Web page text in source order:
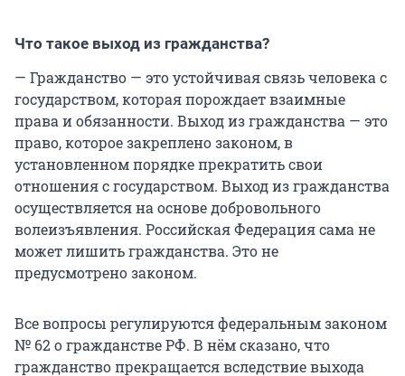
Что такое выход из гражданства?
— Гражданство — это устойчивая связь человека с
государством, которая порождает взаимные
права и обязанности. Выход из гражданства — это
право, которое закреплено законом, в
установленном порядке прекратить свои
отношения с государством. Выход из гражданства
осуществляется на основе добровольного
волеизъявления. Российская Федерация сама не
может лишить гражданства. Это не
предусмотрено законом.
Все вопросы регулируются федеральным законом
№ 62 о гражданстве РФ. В нём сказано, что
гражданство прекращается вследствие выхода